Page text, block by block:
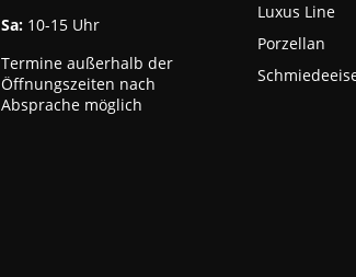
Sa: 10-15 Uhr
Termine außerhalb der
Öffnungszeiten nach
Absprache möglich
Luxus Line
Porzellan